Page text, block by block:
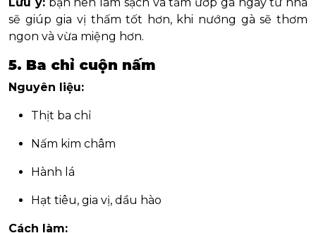
Lưu ý:bạn nên làm sạch và tẩm ướp gà ngay từ nhà
sẽ giúp gia vị thấm tốt hơn, khi nướng gà sẽ thơm
ngon và vừa miệng hơn.
5. Ba chỉ cuộn nấm
Nguyên liệu:
Thịt ba chỉ
Nấm kim châm
Hành lá
Hạt tiêu, gia vị, dầu hào
Cách làm: